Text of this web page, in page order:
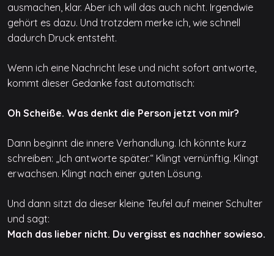
ausmachen, klar. Aber ich will das auch nicht. Irgendwie
gehört es dazu. Und trotzdem merke ich, wie schnell
dadurch Druck entsteht.
Wenn ich eine Nachricht lese und nicht sofort antworte,
kommt dieser Gedanke fast automatisch:
Oh Scheiße. Was denkt die Person jetzt von mir?
Dann beginnt die innere Verhandlung. Ich könnte kurz
schreiben: „Ich antworte später.“ Klingt vernünftig. Klingt
erwachsen. Klingt nach einer guten Lösung.
Und dann sitzt da dieser kleine Teufel auf meiner Schulter
und sagt:
Mach das lieber nicht. Du vergisst es nachher sowieso.